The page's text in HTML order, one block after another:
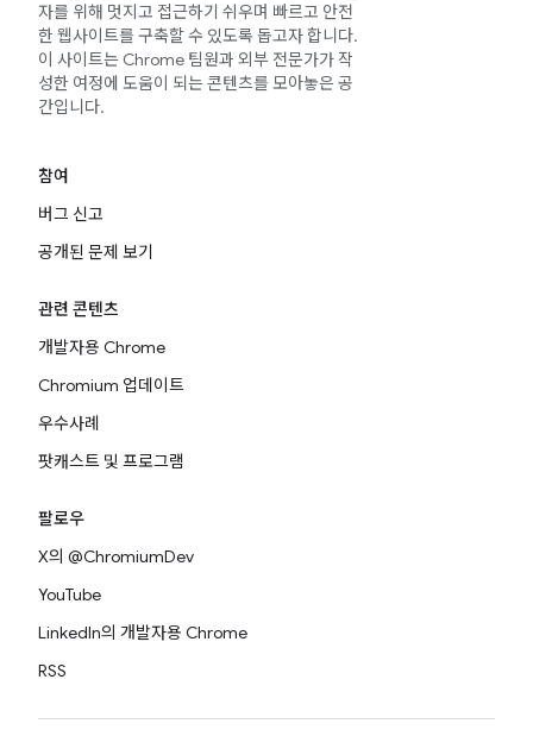
자를 위해 멋지고 접근하기 쉬우며 빠르고 안전
한 웹사이트를 구축할 수 있도록 돕고자 합니다.
이 사이트는 Chrome 팀원과 외부 전문가가 작
성한 여정에 도움이 되는 콘텐츠를 모아놓은 공
간입니다.
참여
버그 신고
공개된 문제 보기
관련 콘텐츠
개발자용 Chrome
Chromium 업데이트
우수사례
팟캐스트 및 프로그램
팔로우
X의 @ChromiumDev
YouTube
LinkedIn의 개발자용 Chrome
RSS